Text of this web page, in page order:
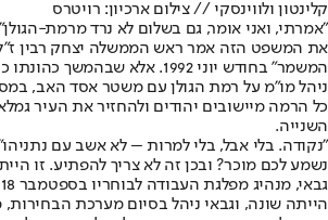
קלינטון ולווינסקי // צילום ארכיון: רויטרס
"אמרתי, ואני אומר, גם בשלום לא נרד מרמת-הגולן"
את המשפט הזה אמר ראש הממשלה יצחק רבין ז"ל
המשמר" בחודש יוני 1992. אלא
ניהל מו"מ על רמת הגולן עם משטר אסד האב,
כל הרמה מיישובים יהודים ולהחזיר את העיר
השנייה.
"נקודה. בלי אבל, בלי למרות – לא אשב עם
נשמע לכם מוכר? ובכן זה לא צריך להפתיע. זו
הייתה שונה, וגבאי ניהל בסיום מערכת הבחירות,